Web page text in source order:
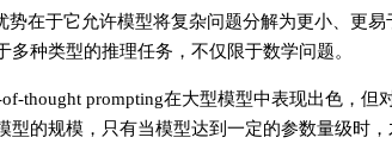
势在于它允许模型将复杂问题分解为更小、更
多种类型的推理任务，不仅限于数学问题。
thought prompting在大型模型中表现出色，
型的规模，只有当模型达到一定的参数量级时，